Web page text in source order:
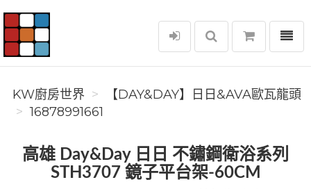
KW廚房世界
選單
KW廚房世界
️【DAY&DAY】️日日&AVA歐瓦龍頭
16878991661
高雄 Day&Day 日日 不鏽鋼衛浴系列
STH3707 鏡子平台架-60CM